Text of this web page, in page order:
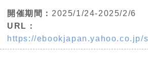
開催期間： 2025/1/24-2025/2/6
URL：
https://ebookjapan.yahoo.co.jp/